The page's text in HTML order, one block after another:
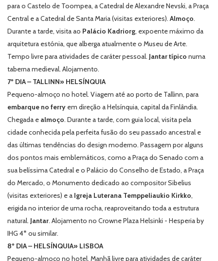
para o Castelo de Toompea, a Catedral de Alexandre Nevski, a Praça
Central e a Catedral de Santa Maria (visitas exteriores).Almoço.
Durante a tarde, visita ao Palácio Kadriorg, expoente máximo da
arquitetura estónia, que alberga atualmente o Museu de Arte.
Tempo livre para atividades de caráter pessoal. Jantar típico numa
taberna medieval. Alojamento.
7º DIA – TALLINN» HELSÍNQUIA
Pequeno-almoço no hotel. Viagem até ao porto de Tallinn, para
embarque no ferry em direção a Helsínquia, capital da Finlândia.
Chegada e almoço. Durante a tarde, com guia local, visita pela
cidade conhecida pela perfeita fusão do seu passado ancestral e
das últimas tendências do design moderno. Passagem por alguns
dos pontos mais emblemáticos, como a Praça do Senado com a
sua belíssima Catedral e o Palácio do Conselho de Estado, a Praça
do Mercado, o Monumento dedicado ao compositor Sibelius
(visitas exteriores) e a Igreja Luterana Temppeliaukio Kirkko,
erigida no interior de uma rocha, reaproveitando toda a estrutura
natural. Jantar. Alojamento no Crowne Plaza Helsinki - Hesperia by
IHG 4* ou similar.
8º DIA – HELSÍNQUIA» LISBOA
Pequeno-almoço no hotel. Manhã livre para atividades de caráter